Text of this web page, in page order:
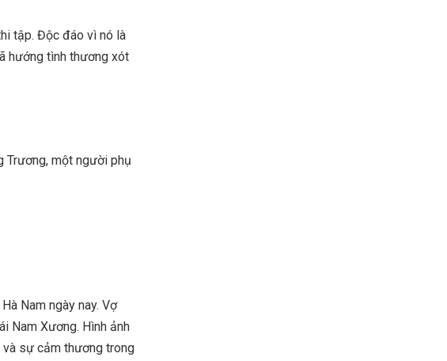
tập. Độc đáo vì nó là
hướng tình thương xót
Trương, một người phụ
Nam ngày nay. Vợ
Nam Xương. Hình ảnh
và sự cảm thương trong